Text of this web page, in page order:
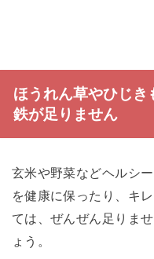
ほうれん草やひじき
鉄が足りません
玄米や野菜などヘルシ
を健康に保ったり、キ
ては、ぜんぜん足りま
ょう。